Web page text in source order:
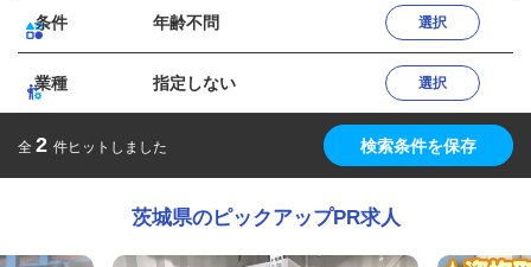
条件 年齢不問 選択
業種 指定しない 選択
全 2 件ヒットしました 検索条件を保存
茨城県のピックアップPR求人